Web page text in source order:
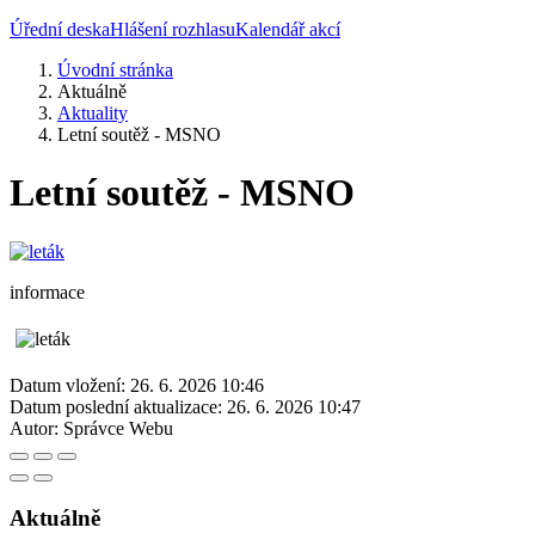
Úřední deskaHlášení rozhlasuKalendář akcí
Úvodní stránka
Aktuálně
Aktuality
Letní soutěž - MSNO
Letní soutěž - MSNO
informace
Datum vložení: 26. 6. 2026 10:46
Datum poslední aktualizace: 26. 6. 2026 10:47
Autor: Správce Webu
Aktuálně